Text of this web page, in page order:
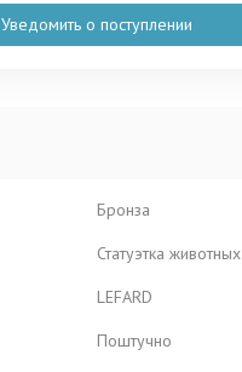
Уведомить о поступлении
Бронза
Статуэтка животных
LEFARD
Поштучно